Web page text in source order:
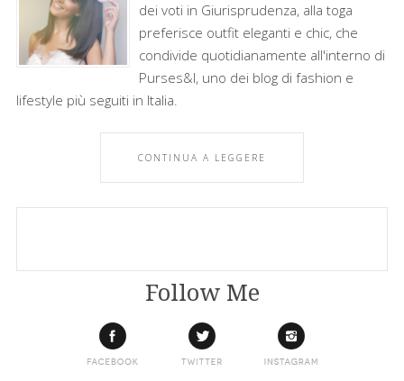
dei voti in Giurisprudenza, alla toga
preferisce outfit eleganti e chic, che
condivide quotidianamente all'interno di
Purses&I, uno dei blog di fashion e
lifestyle più seguiti in Italia.
CONTINUA A LEGGERE
Follow Me